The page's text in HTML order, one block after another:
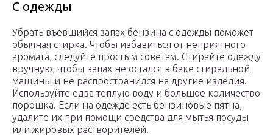
С одежды
Убрать въевшийся запах бензина с одежды поможет
обычная стирка. Чтобы избавиться от неприятного
аромата, следуйте простым советам. Стирайте одежду
вручную, чтобы запах не остался в баке стиральной
машины и не распространился на другие изделия.
Используйте едва теплую воду и большое количество
порошка. Если на одежде есть бензиновые пятна,
удалите их при помощи средства для мытья посуды
или жировых растворителей.